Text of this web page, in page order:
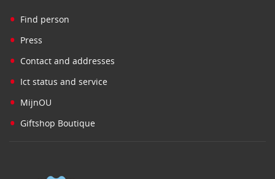
• Find person
• Press
• Contact and addresses
• Ict status and service
• MijnOU
• Giftshop Boutique